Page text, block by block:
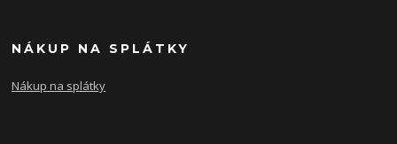
NÁKUP NA SPLÁTKY
Nákup na splátky